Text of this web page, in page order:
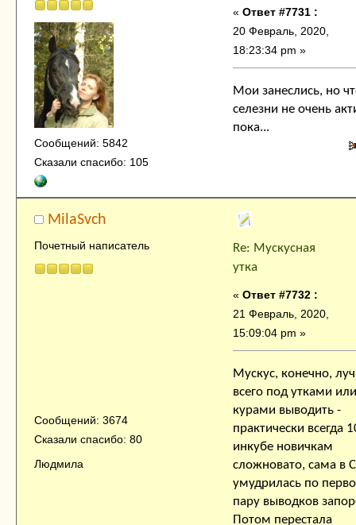
Сообщений: 5842
Сказали спасибо: 105
« Ответ #7731 :
20 Февраль, 2020,
18:23:34 pm »
Мои занеслись, но
селезни не очень
пока...
MilaSvch
Почетный написатель
Сообщений: 3674
Сказали спасибо: 80
Людмила
Re: Мускусная
утка
« Ответ #7732 :
21 Февраль, 2020,
15:09:04 pm »
Мускус, конечно,
всего под утками или
курами выводить -
практически всегда
инкубе новичкам
сложновато, сама в
умудрилась по
пару выводков
Потом перестала